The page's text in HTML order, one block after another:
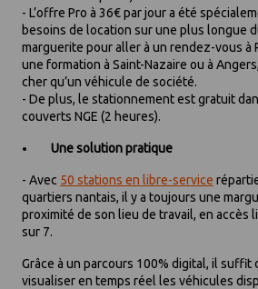
- L’offre Pro à 36€ par jour a été
besoins de location sur une plus longue
marguerite pour aller à un rendez-vous à
une formation à Saint-Nazaire ou à
cher qu’un véhicule de société.
- De plus, le stationnement est gratuit
couverts NGE (2 heures).
Une solution pratique
- Avec 50 stations en libre-service
quartiers nantais, il y a toujours une
proximité de son lieu de travail, en accès
sur 7.
Grâce à un parcours 100% digital, il
visualiser en temps réel les véhicules